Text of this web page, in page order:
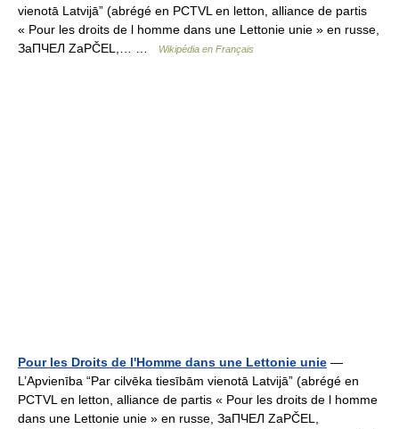
vienotā Latvijā” (abrégé en PCTVL en letton, alliance de partis
« Pour les droits de l homme dans une Lettonie unie » en russe,
ЗаПЧЕЛ ZaPČEL,… …
Wikipédia en Français
Pour les Droits de l'Homme dans une Lettonie unie —
L’Apvienība “Par cilvēka tiesībām vienotā Latvijā” (abrégé en
PCTVL en letton, alliance de partis « Pour les droits de l homme
dans une Lettonie unie » en russe, ЗаПЧЕЛ ZaPČEL,